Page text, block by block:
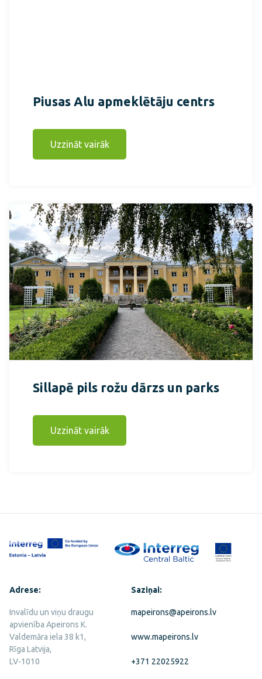
Piusas Alu apmeklētāju centrs
Uzzināt vairāk
Sillapē pils rožu dārzs un parks
Uzzināt vairāk
Adrese:
Invalīdu un viņu draugu
apvienība Apeirons K.
Valdemāra iela 38 k1,
Rīga Latvija,
LV-1010
Saziņai:
mapeirons@apeirons.lv
www.mapeirons.lv
+371 22025922